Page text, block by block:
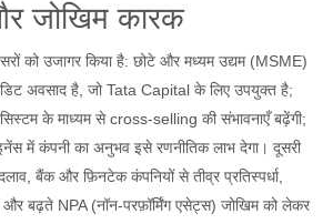
जोखिम कारक
को उजागर किया है: छोटे और मध्यम उद्यम (MSME)
अवसाद है, जो Tata Capital के लिए उपयुक्त है;
के माध्यम से cross‑selling की संभावनाएँ बढ़ेंगी;
में कंपनी का अनुभव इसे रणनीतिक लाभ देगा। दूसरी
बैंक और फ़िनटेक कंपनियों से तीव्र प्रतिस्पर्धा,
और बढ़ते NPA (नॉन‑परफ़ॉर्मिंग एसेट्स) जोखिम को लेकर